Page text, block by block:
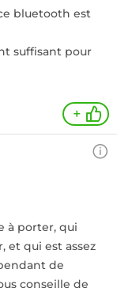
bluetooth est
suffisant pour
+
à porter, qui
et qui est assez
de
conseille de